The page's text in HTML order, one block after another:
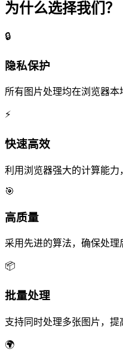
为什么选择我们？
🔒
隐私保护
所有图片处理均在浏览器
⚡
快速高效
利用浏览器强大的计算能
🎯
高质量
采用先进的算法，确保处理
📦
批量处理
支持同时处理多张图片，提
🌍